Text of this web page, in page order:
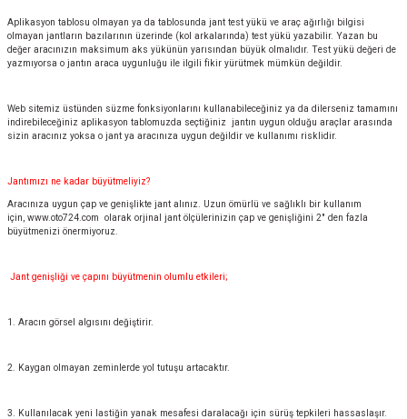
Aplikasyon tablosu olmayan ya da tablosunda jant test yükü ve araç ağırlığı bilgisi
olmayan jantların bazılarının üzerinde (kol arkalarında) test yükü yazabilir. Yazan bu
değer aracınızın maksimum aks yükünün yarısından büyük olmalıdır. Test yükü değeri de
yazmıyorsa o jantın araca uygunluğu ile ilgili fikir yürütmek mümkün değildir.
Web sitemiz üstünden süzme fonksiyonlarını kullanabileceğiniz ya da dilerseniz tamamını
indirebileceğiniz aplikasyon tablomuzda seçtiğiniz jantın uygun olduğu araçlar arasında
sizin aracınız yoksa o jant ya aracınıza uygun değildir ve kullanımı risklidir.
Jantımızı ne kadar büyütmeliyiz?
Aracınıza uygun çap ve genişlikte jant alınız. Uzun ömürlü ve sağlıklı bir kullanım
için, www.oto724.com olarak orjinal jant ölçülerinizin çap ve genişliğini 2" den fazla
büyütmenizi önermiyoruz.
Jant genişliği ve çapını büyütmenin olumlu etkileri;
1. Aracın görsel algısını değiştirir.
2. Kaygan olmayan zeminlerde yol tutuşu artacaktır.
3. Kullanılacak yeni lastiğin yanak mesafesi daralacağı için sürüş tepkileri hassaslaşır.